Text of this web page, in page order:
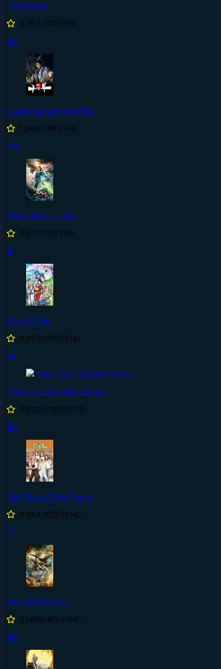
Tiên Nghịch
0 (152/200) FHD
#9
Luyện Khí Mười Vạn Năm
1 (366/380) FHD
#10
Phàm Nhân Tu Tiên
0 (177/176) FHD
#1
Đảo Hải Tặc
0 (1172/1190) FHD
#2
Thám Tử Lừng Danh Conan
0 (1209/1500) FHD
#3
Thử Thách Thần Tượng
0 (814/1000) FHD
#4
Vạn Giới Độc Tôn
0 (469/800) FHD
#5